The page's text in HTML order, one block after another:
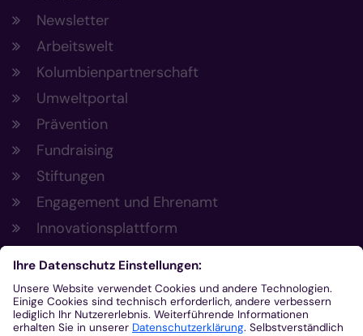
Newsletter
Arbeitswelt
Kolumbienpartnerschaft
Umweltportal
Prävention
Fundraising
Stiftungen
Engagement und Ehrenamt
Innovationsplattform
Aus der Plattform
Nachrichten